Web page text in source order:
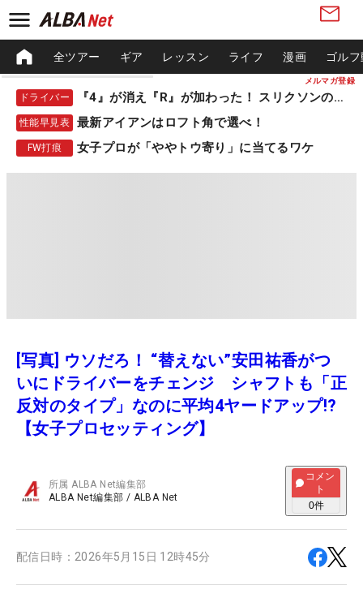
メルマガ登録
全ツアー ギア レッスン ライフ 漫画 ゴル
ドライバー 『4』が消え『R』が加わった！ スリクソンの新作
性能早見表 最新アイアンはロフト角で選べ！
FW打痕 女子プロが「ややトウ寄り」に当てるワケ
[写真] ウソだろ！ “替えない”安田祐香がつ
いにドライバーをチェンジ シャフトも「正
反対のタイプ」なのに平均4ヤードアップ!?
【女子プロセッティング】
所属ALBA Net編集部
ALBA Net編集部 / ALBA Net
コメン
ト
0件
配信日時： 2026年5月15日 12時45分